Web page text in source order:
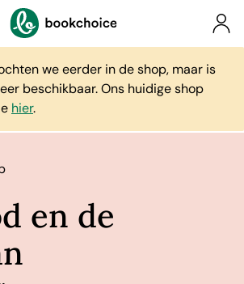
we eerder in de shop, maar is
beschikbaar. Ons huidige shop
hier.
en de